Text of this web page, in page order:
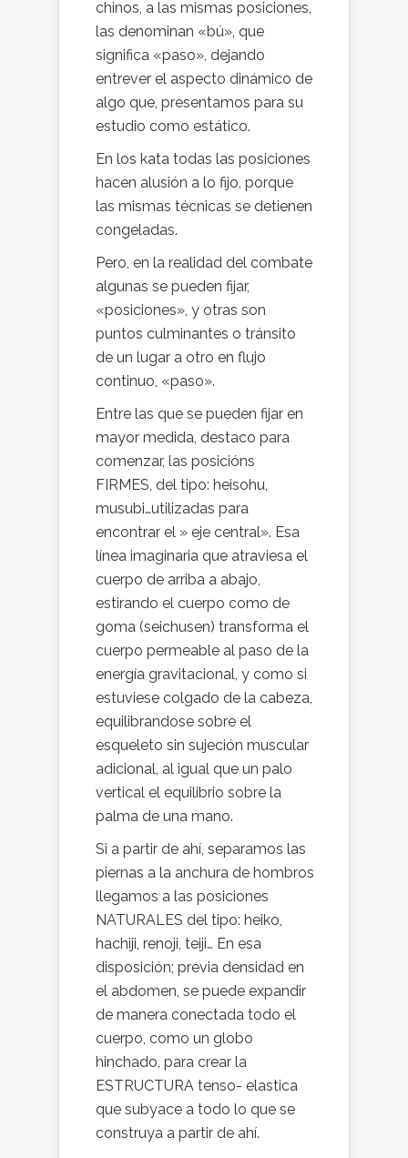
chinos, a las mismas posiciones,
las denominan «bú», que
significa «paso», dejando
entrever el aspecto dinámico de
algo que, presentamos para su
estudio como estático.
En los kata todas las posiciones
hacen alusión a lo fijo, porque
las mismas técnicas se detienen
congeladas.
Pero, en la realidad del combate
algunas se pueden fijar,
«posiciones», y otras son
puntos culminantes o tránsito
de un lugar a otro en flujo
continuo, «paso».
Entre las que se pueden fijar en
mayor medida, destaco para
comenzar, las posicións
FIRMES, del tipo: heisohu,
musubi…utilizadas para
encontrar el » eje central». Esa
línea imaginaria que atraviesa el
cuerpo de arriba a abajo,
estirando el cuerpo como de
goma (seichusen) transforma el
cuerpo permeable al paso de la
energía gravitacional, y como si
estuviese colgado de la cabeza,
equilibrandose sobre el
esqueleto sin sujeción muscular
adicional, al igual que un palo
vertical el equilibrio sobre la
palma de una mano.
Si a partir de ahí, separamos las
piernas a la anchura de hombros
llegamos a las posiciones
NATURALES del tipo: heiko,
hachiji, renoji, teiji… En esa
disposición; previa densidad en
el abdomen, se puede expandir
de manera conectada todo el
cuerpo, como un globo
hinchado, para crear la
ESTRUCTURA tenso- elastica
que subyace a todo lo que se
construya a partir de ahí.